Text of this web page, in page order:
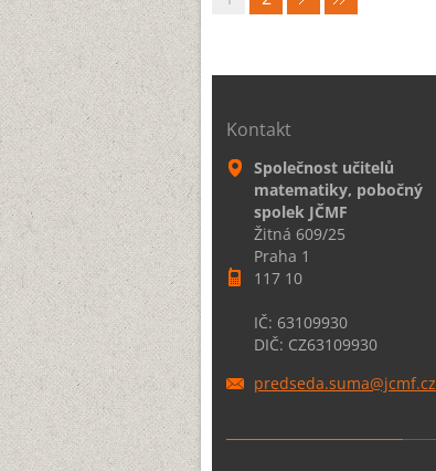
Kontakt
Společnost učitelů
matematiky, pobočný
spolek JČMF
Žitná 609/25
Praha 1
117 10
IČ: 63109930
DIČ: CZ63109930
predseda.suma@jcmf.cz